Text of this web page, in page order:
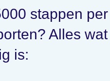
stappen per
Alles wat
is: